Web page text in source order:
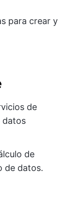
para crear y
de
datos
de
de datos.